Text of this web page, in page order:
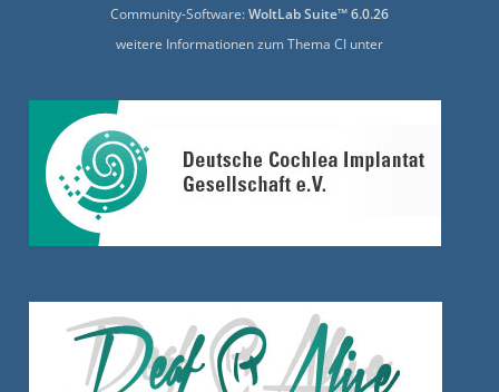
Community-Software:WoltLab Suite™ 6.0.26
weitere Informationen zum Thema CI unter